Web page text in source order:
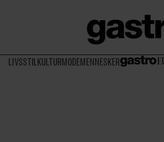
LIVSSTIL KULTURMODEMENNESKER